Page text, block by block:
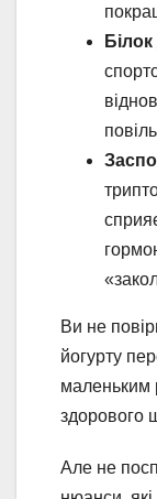
Ви не
йогурту
маленьким
здорового
Але не